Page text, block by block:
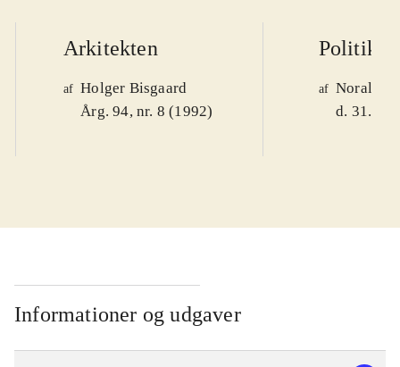
Arkitekten
af Holger Bisgaard
Årg. 94, nr. 8 (1992)
Politiken
af Noralv
d. 31.
Informationer og udgaver